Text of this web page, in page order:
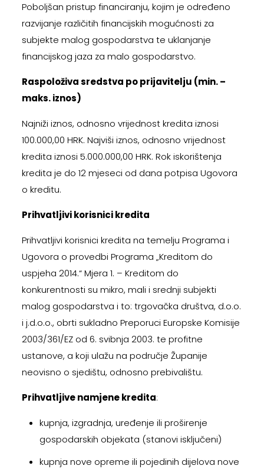
Poboljšan pristup financiranju, kojim je određeno
razvijanje različitih financijskih mogućnosti za
subjekte malog gospodarstva te uklanjanje
financijskog jaza za malo gospodarstvo.
Raspoloživa sredstva po prijavitelju (min. –
maks. iznos)
Najniži iznos, odnosno vrijednost kredita iznosi
100.000,00 HRK. Najviši iznos, odnosno vrijednost
kredita iznosi 5.000.000,00 HRK. Rok iskorištenja
kredita je do 12 mjeseci od dana potpisa Ugovora
o kreditu.
Prihvatljivi korisnici kredita
Prihvatljivi korisnici kredita na temelju Programa i
Ugovora o provedbi Programa „Kreditom do
uspjeha 2014.“ Mjera 1. – Kreditom do
konkurentnosti su mikro, mali i srednji subjekti
malog gospodarstva i to: trgovačka društva, d.o.o.
i j.d.o.o., obrti sukladno Preporuci Europske Komisije
2003/361/EZ od 6. svibnja 2003. te profitne
ustanove, a koji ulažu na područje Županije
neovisno o sjedištu, odnosno prebivalištu.
Prihvatljive namjene kredita:
kupnja, izgradnja, uređenje ili proširenje
gospodarskih objekata (stanovi isključeni)
kupnja nove opreme ili pojedinih dijelova nove